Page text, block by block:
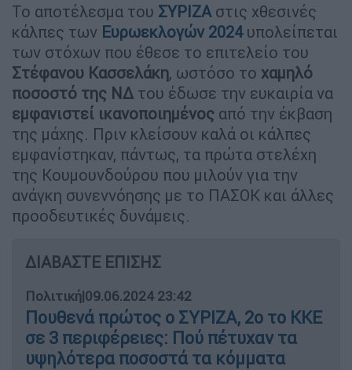
Το αποτέλεσμα του ΣΥΡΙΖΑ στις χθεσινές
κάλπες των Ευρωεκλογών 2024υπολείπεται
των στόχων που έθεσε το επιτελείο του
Στέφανου Κασσελάκη, ωστόσο το χαμηλό
ποσοστό της ΝΔ του έδωσε την ευκαιρία να
εμφανιστεί ικανοποιημένος από την έκβαση
της μάχης. Πριν κλείσουν καλά οι κάλπες
εμφανίστηκαν, πάντως, τα πρώτα στελέχη
της Κουμουνδούρου που μιλούν για την
ανάγκη συνεννόησης με το ΠΑΣΟΚ και άλλες
προοδευτικές δυνάμεις.
ΔΙΑΒΑΣΤΕ ΕΠΙΣΗΣ
Πολιτική|09.06.2024 23:42
Πουθενά πρώτος ο ΣΥΡΙΖΑ, 2ο το ΚΚΕ
σε 3 περιφέρειες: Πού πέτυχαν τα
υψηλότερα ποσοστά τα κόμματα